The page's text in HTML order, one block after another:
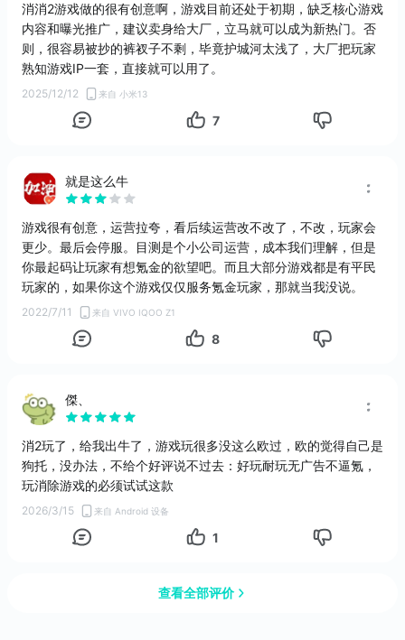
消消2游戏做的很有创意啊，游戏目前还处于初期，缺乏核心游戏
内容和曝光推广，建议卖身给大厂，立马就可以成为新热门。否
则，很容易被抄的裤衩子不剩，毕竟护城河太浅了，大厂把玩家
熟知游戏IP一套，直接就可以用了。
2025/12/12 来自 小米13
7
就是这么牛
游戏很有创意，运营拉夸，看后续运营改不改了，不改，玩家会
更少。最后会停服。目测是个小公司运营，成本我们理解，但是
你最起码让玩家有想氪金的欲望吧。而且大部分游戏都是有平民
玩家的，如果你这个游戏仅仅服务氪金玩家，那就当我没说。
2022/7/11 来自 VIVO IQOO Z1
8
傑、
消2玩了，给我出牛了，游戏玩很多没这么欧过，欧的觉得自己是
狗托，没办法，不给个好评说不过去：好玩耐玩无广告不逼氪，
玩消除游戏的必须试试这款
2026/3/15 来自 Android 设备
1
查看全部评价